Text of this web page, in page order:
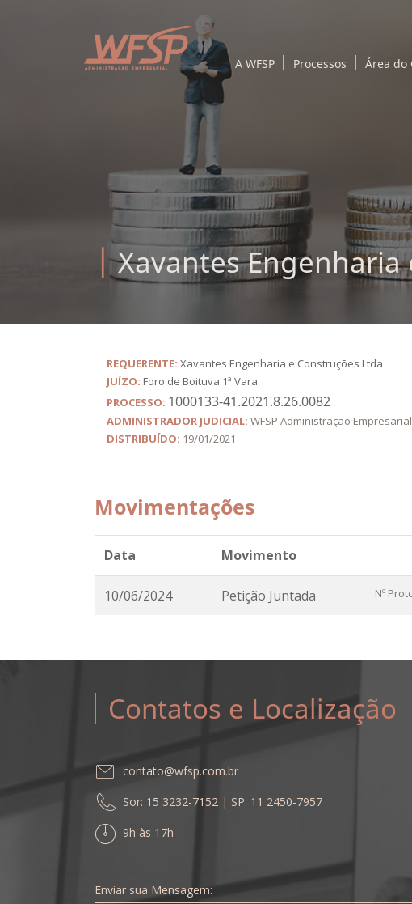
A WFSP Processos Área do
Xavantes
REQUERENTE: Xavantes Engenharia e Construções Ltda
JUÍZO: Foro de Boituva 1ª Vara
PROCESSO: 1000133-41.2021.8.26.0082
ADMINISTRADOR JUDICIAL: WFSP Administração Empresarial
DISTRIBUÍDO: 19/01/2021
Movimentações
Data Movimento
10/06/2024 Petição Juntada Nº
Contatos e Localização
contato@wfsp.com.br
Sor: 15 3232-7152 | SP: 11 2450-7957
9h às 17h
Enviar sua Mensagem: